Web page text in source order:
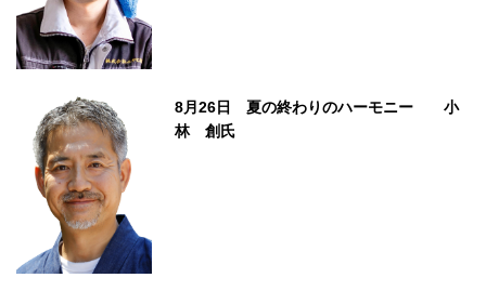
8月26日 夏の終わりのハーモニー 小
林 創氏